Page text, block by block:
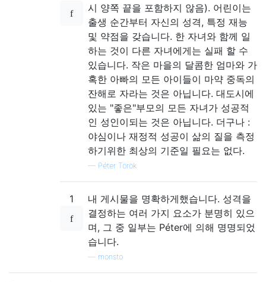
시 양쪽 끝을 포함하지 않음). 어린이는
출생 순간부터 자신의 성격, 특정 재능
및 약점을 갖습니다. 한 자녀와 함께 일
하는 것이 다른 자녀에게는 실패 할 수
있습니다. 작은 마을의 달콤한 엄마와 가
혹한 아빠의 모든 아이들이 마약 중독의
잔해로 자라는 것은 아닙니다. 대도시에
있는 "좋은"부모의 모든 자녀가 성공적
인 성인이되는 것은 아닙니다. 더구나 :
야심이나 재정적 성공이 삶의 질을 측정
하기위한 최상의 기준일 필요는 없다.
— Péter Török
1
내 게시물을 명확하게했습니다. 성격을
결정하는 여러 가지 요소가 분명히 있으
며, 그 중 일부는 Péter에 의해 명명되었
습니다.
monsto